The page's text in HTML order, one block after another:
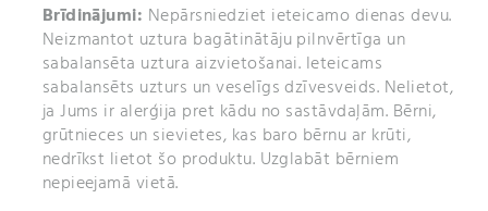
Brīdinājumi: Nepārsniedziet ieteicamo dienas devu.
Neizmantot uztura bagātinātāju pilnvērtīga un
sabalansēta uztura aizvietošanai. Ieteicams
sabalansēts uzturs un veselīgs dzīvesveids. Nelietot,
ja Jums ir alerģija pret kādu no sastāvdaļām. Bērni,
grūtnieces un sievietes, kas baro bērnu ar krūti,
nedrīkst lietot šo produktu. Uzglabāt bērniem
nepieejamā vietā.